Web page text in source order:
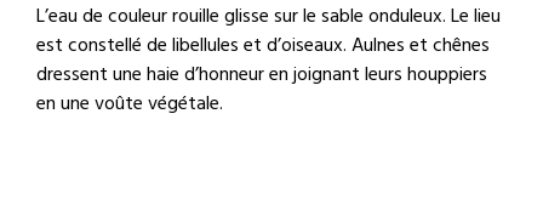
L’eau de couleur rouille glisse sur le sable onduleux. Le lieu
est constellé de libellules et d’oiseaux. Aulnes et chênes
dressent une haie d’honneur en joignant leurs houppiers
en une voûte végétale.